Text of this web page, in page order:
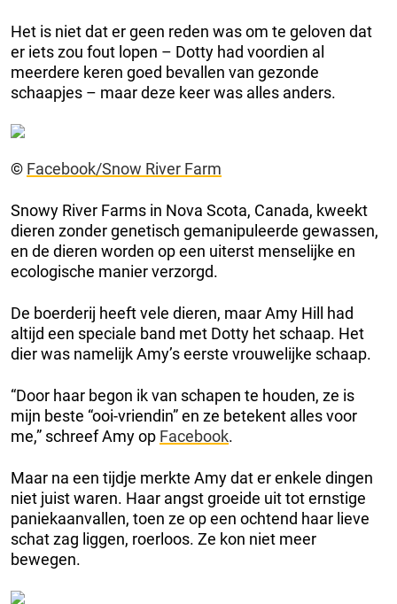
Het is niet dat er geen reden was om te geloven dat
er iets zou fout lopen – Dotty had voordien al
meerdere keren goed bevallen van gezonde
schaapjes – maar deze keer was alles anders.
© Facebook/Snow River Farm
Snowy River Farms in Nova Scota, Canada, kweekt
dieren zonder genetisch gemanipuleerde gewassen,
en de dieren worden op een uiterst menselijke en
ecologische manier verzorgd.
De boerderij heeft vele dieren, maar Amy Hill had
altijd een speciale band met Dotty het schaap. Het
dier was namelijk Amy’s eerste vrouwelijke schaap.
“Door haar begon ik van schapen te houden, ze is
mijn beste “ooi-vriendin” en ze betekent alles voor
me,” schreef Amy op Facebook.
Maar na een tijdje merkte Amy dat er enkele dingen
niet juist waren. Haar angst groeide uit tot ernstige
paniekaanvallen, toen ze op een ochtend haar lieve
schat zag liggen, roerloos. Ze kon niet meer
bewegen.